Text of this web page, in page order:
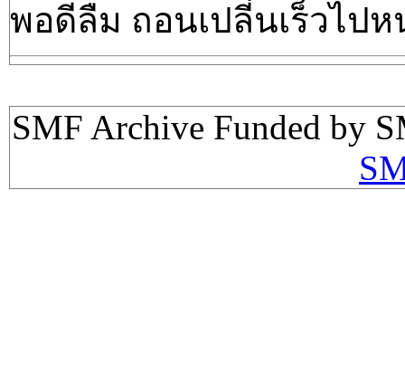
พอดีลืม ถอนเปลี่นเร็วไป
SMF Archive Funded by